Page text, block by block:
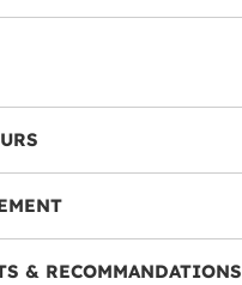
& RECOMMANDATIONS